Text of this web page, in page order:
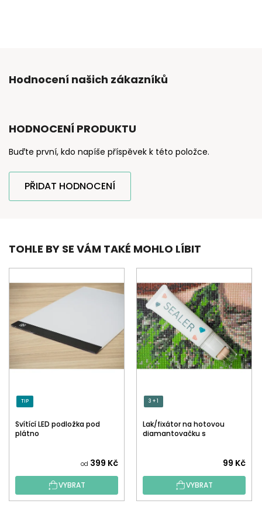
Hodnocení našich zákazníků
HODNOCENÍ PRODUKTU
Buďte první, kdo napíše příspěvek k této položce.
PŘIDAT HODNOCENÍ
TOHLE BY SE VÁM TAKÉ MOHLO LÍBIT
TIP
Svítící LED podložka pod
plátno
od 399 Kč
VYBRAT
3 + 1
Lak/fixátor na hotovou
diamantovačku s
hodnocení
produktu
je
99 Kč
VYBRAT